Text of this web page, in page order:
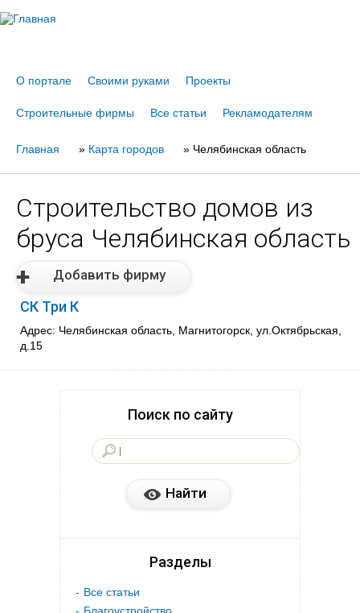
О портале Своими руками Проекты
Строительные фирмы Все статьи Рекламодателям
Вы
здесь
Главная » Карта городов » Челябинская область
Строительство домов из
бруса Челябинская область
Добавить фирму
СК Три К
Адрес: Челябинская область, Магнитогорск, ул.Октябрьская,
д.15
Поиск по сайту
Разделы
Все статьи